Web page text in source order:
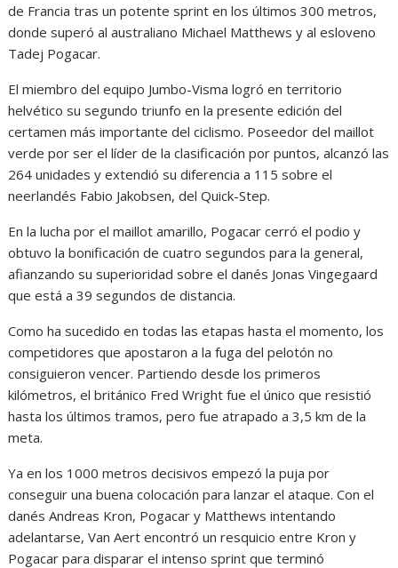
de Francia tras un potente sprint en los últimos 300 metros,
donde superó al australiano Michael Matthews y al esloveno
Tadej Pogacar.
El miembro del equipo Jumbo-Visma logró en territorio
helvético su segundo triunfo en la presente edición del
certamen más importante del ciclismo. Poseedor del maillot
verde por ser el líder de la clasificación por puntos, alcanzó las
264 unidades y extendió su diferencia a 115 sobre el
neerlandés Fabio Jakobsen, del Quick-Step.
En la lucha por el maillot amarillo, Pogacar cerró el podio y
obtuvo la bonificación de cuatro segundos para la general,
afianzando su superioridad sobre el danés Jonas Vingegaard
que está a 39 segundos de distancia.
Como ha sucedido en todas las etapas hasta el momento, los
competidores que apostaron a la fuga del pelotón no
consiguieron vencer. Partiendo desde los primeros
kilómetros, el británico Fred Wright fue el único que resistió
hasta los últimos tramos, pero fue atrapado a 3,5 km de la
meta.
Ya en los 1000 metros decisivos empezó la puja por
conseguir una buena colocación para lanzar el ataque. Con el
danés Andreas Kron, Pogacar y Matthews intentando
adelantarse, Van Aert encontró un resquicio entre Kron y
Pogacar para disparar el intenso sprint que terminó